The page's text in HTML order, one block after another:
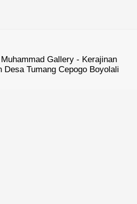
Gallery - Kerajinan
Desa Tumang Cepogo Boyolali